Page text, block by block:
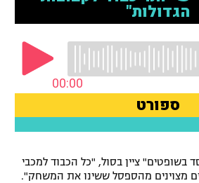
בשופטים" ציין בסול, "כל הכבוד למכבי
מצוינים מהספסל ששינו את המשחק".